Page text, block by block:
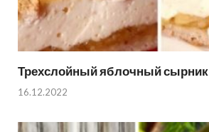
Трехслойный яблочный сырник
16.12.2022